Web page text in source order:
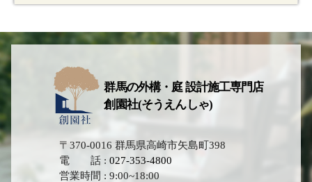
群馬の外構・庭 設計施工専門店
創園社(そうえんしゃ)
〒370-0016 群馬県高崎市矢島町398
電 話 : 027-353-4800
営業時間 : 9:00~18:00